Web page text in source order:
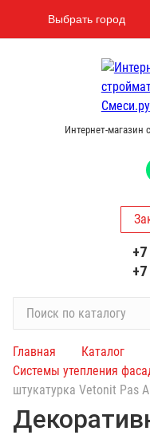
Выбрать город
Интернет-магазин
и
с
о
Главная Каталог
Системы утепления
штукатурка Vetonit Pas